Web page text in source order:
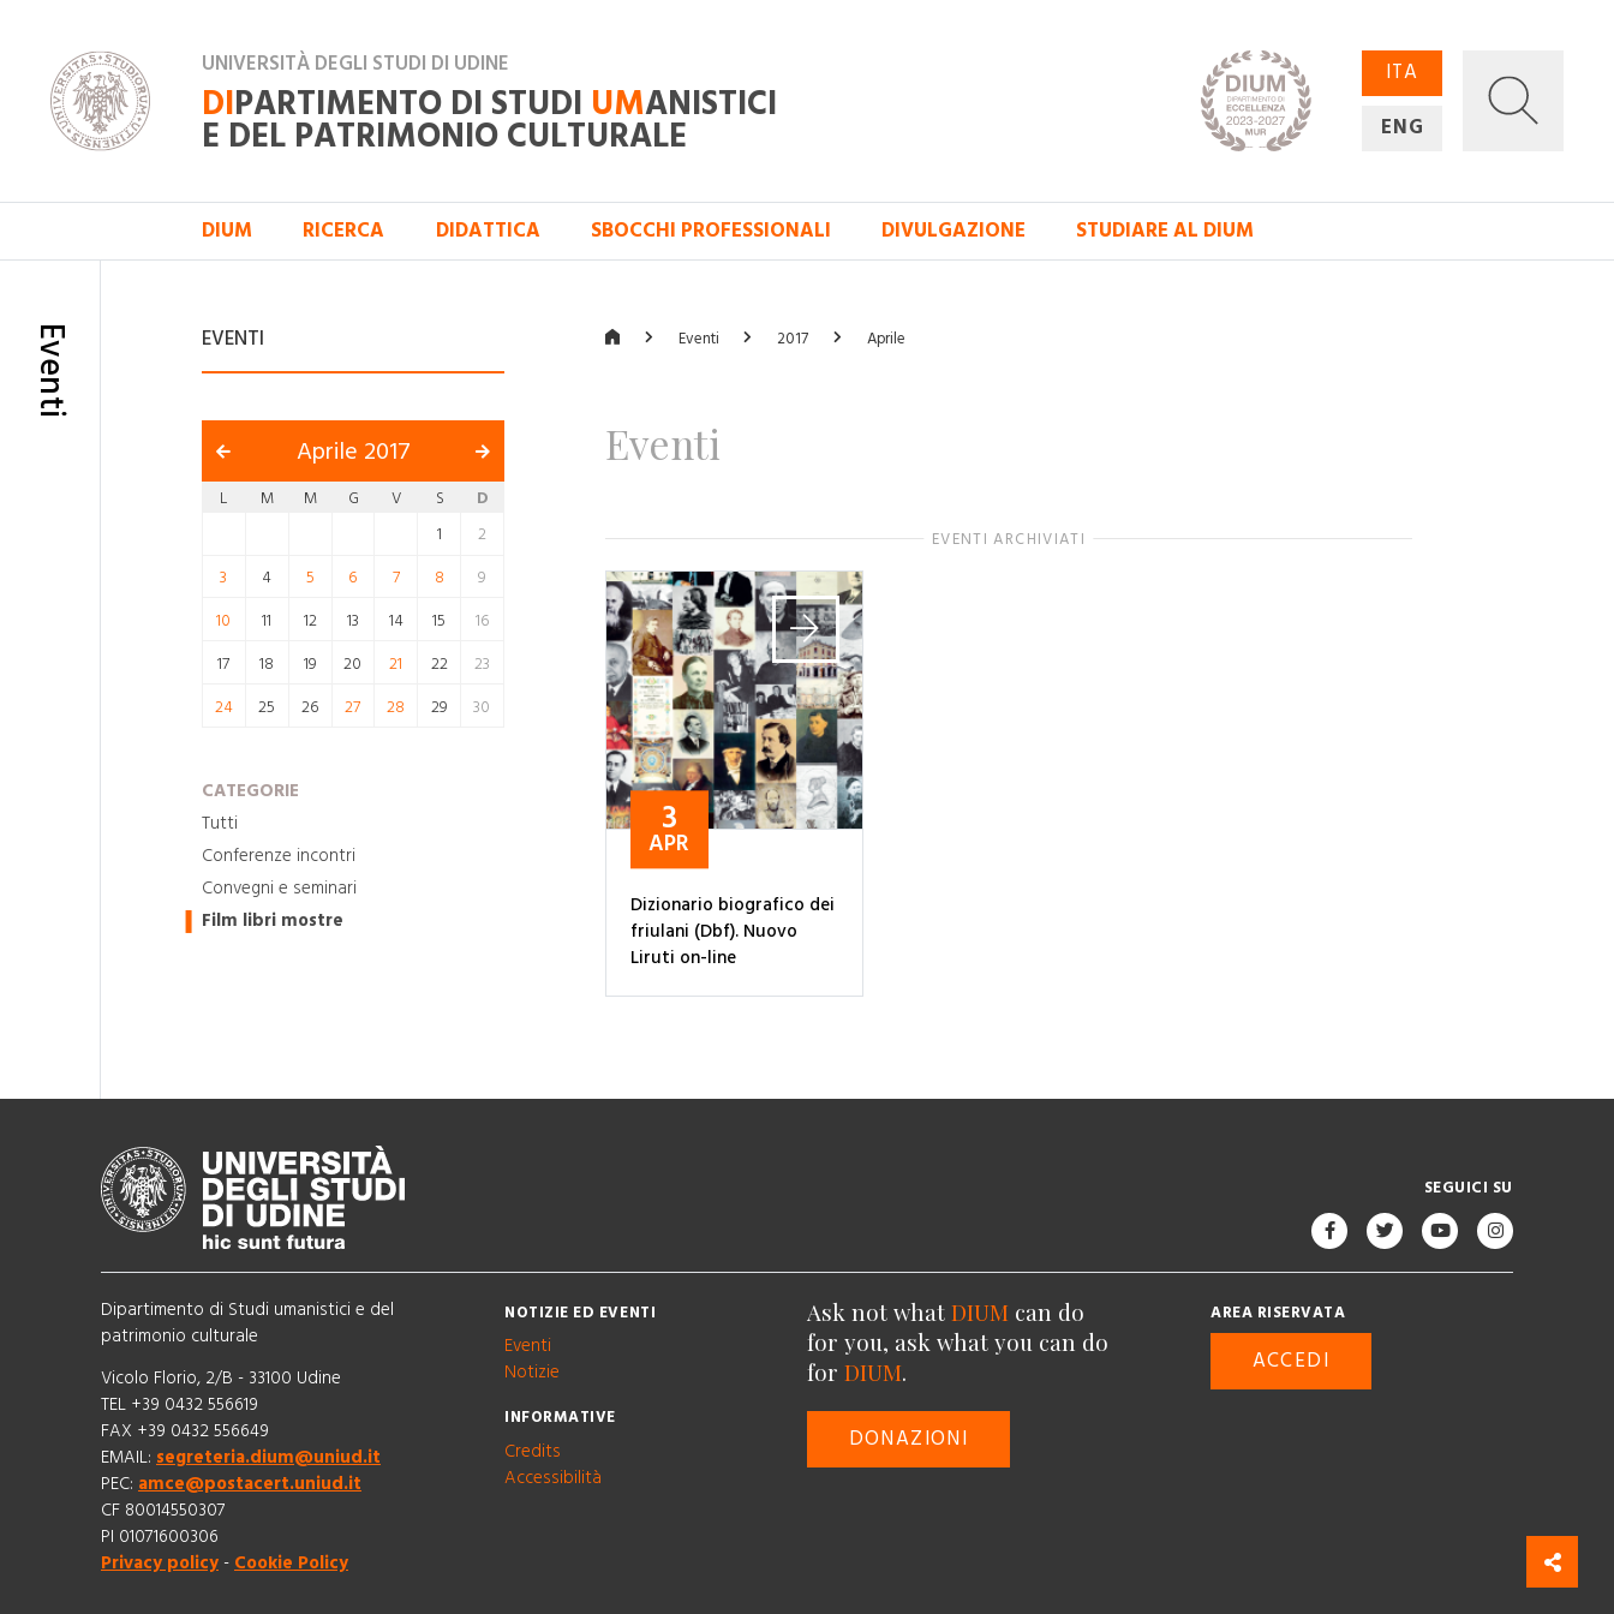
UNIVERSITÀ DEGLI STUDI DI UDINE
DIPARTIMENTO DI STUDI UMANISTICI
E DEL PATRIMONIO CULTURALE
ITA
ENG
DIUM RICERCA DIDATTICA SBOCCHI PROFESSIONALI DIVULGAZIONE STUDIARE AL DIUM
Eventi EVENTI
Aprile 2017
L M M G V S
D
1
2
3
4 5 6 7 8
9
10
11 12 13 14 15
16
17
18 19 20 21 22
23
24
25 26 27 28 29 30
CATEGORIE
Tutti
Conferenze incontri
Convegni e seminari
Film libri mostre
Eventi 2017 Aprile
Eventi
EVENTI ARCHIVIATI
3
APR
Dizionario biografico dei
friulani (Dbf). Nuovo
Liruti on-line
SEGUICI SU
Dipartimento di Studi umanistici e del
patrimonio culturale
Vicolo Florio, 2/B - 33100 Udine
TEL +39 0432 556619
FAX +39 0432 556649
EMAIL: segreteria.dium@uniud.it
PEC: amce@postacert.uniud.it
CF 80014550307
PI 01071600306
Privacy policy - Cookie Policy
NOTIZIE ED EVENTI
Eventi
Notizie
INFORMATIVE
Credits
Accessibilità
Ask not what DIUM can do
for you, ask what you can do
for DIUM.
DONAZIONI
AREA RISERVATA
ACCEDI